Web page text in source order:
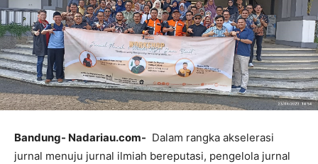
Bandung- Nadariau.com- Dalam rangka akselerasi
jurnal menuju jurnal ilmiah bereputasi, pengelola jurnal